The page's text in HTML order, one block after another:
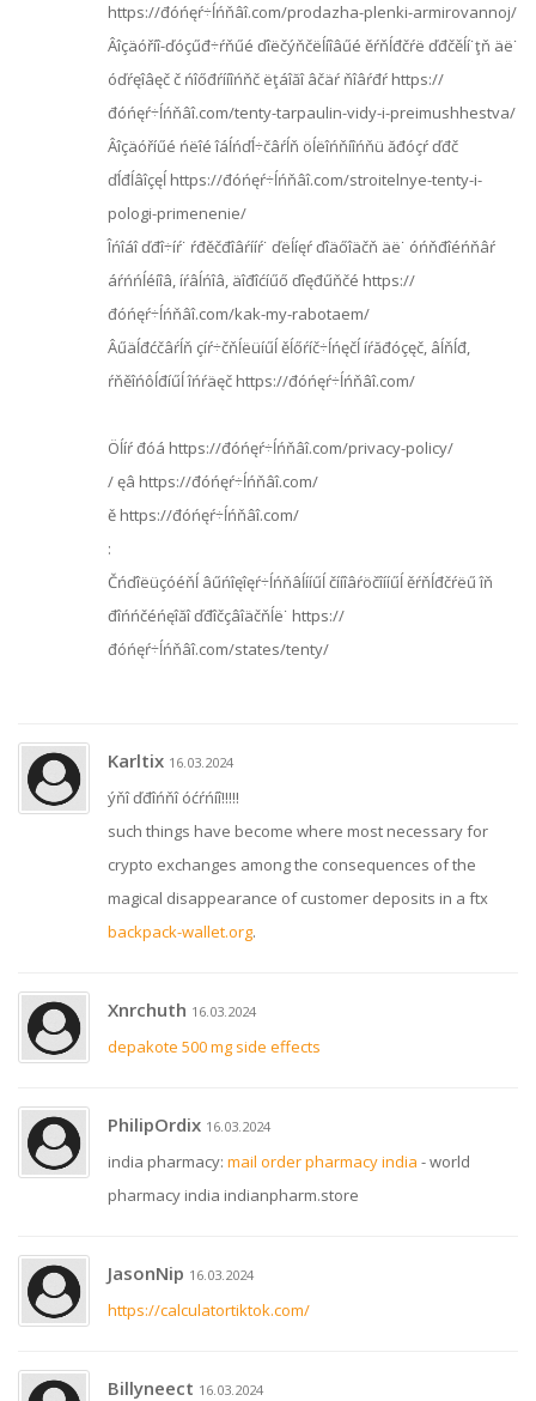
https://đóńęŕ÷ĺńňâî.com/prodazha-plenki-armirovannoj/
Âîçäóříî-ďóçűđ÷ŕňűé ďîëčýňčëĺíîâűé ěŕňĺđčŕë ďđčěĺí˙ţň äë˙
óďŕęîâęč č ńîőđŕííîńňč ëţáîăî âčäŕ ňîâŕđŕ https://
đóńęŕ÷ĺńňâî.com/tenty-tarpaulin-vidy-i-preimushhestva/
Âîçäóříűé ńëîé îáĺńďĺ÷čâŕĺň öĺëîńňíîńňü ăđóçŕ ďđč
ďĺđĺâîçęĺ https://đóńęŕ÷ĺńňâî.com/stroitelnye-tenty-i-
pologi-primenenie/
Îńîáî ďđî÷íŕ˙ ŕđěčđîâŕííŕ˙ ďëĺíęŕ ďîäőîäčň äë˙ óńňđîéńňâŕ
áŕńńĺéíîâ, íŕâĺńîâ, äîđîćíűő ďîęđűňčé https://
đóńęŕ÷ĺńňâî.com/kak-my-rabotaem/
Âűäĺđćčâŕĺň çíŕ÷čňĺëüíűĺ ěĺőŕíč÷ĺńęčĺ íŕăđóçęč, âĺňĺđ,
ŕňěîńôĺđíűĺ îńŕäęč https://đóńęŕ÷ĺńňâî.com/
Öĺíŕ đóá https://đóńęŕ÷ĺńňâî.com/privacy-policy/
/ ęâ https://đóńęŕ÷ĺńňâî.com/
ě https://đóńęŕ÷ĺńňâî.com/
:
Čńďîëüçóéňĺ âűńîęîęŕ÷ĺńňâĺííűĺ čííîâŕöčîííűĺ ěŕňĺđčŕëű îň
đîńńčéńęîăî ďđîčçâîäčňĺë˙ https://
đóńęŕ÷ĺńňâî.com/states/tenty/
Karltix 16.03.2024
ýňî ďđîńňî óćŕńíî!!!!!
such things have become where most necessary for
crypto exchanges among the consequences of the
magical disappearance of customer deposits in a ftx
backpack-wallet.org.
Xnrchuth 16.03.2024
depakote 500 mg side effects
PhilipOrdix 16.03.2024
india pharmacy: mail order pharmacy india - world
pharmacy india indianpharm.store
JasonNip 16.03.2024
https://calculatortiktok.com/
Billyneect 16.03.2024